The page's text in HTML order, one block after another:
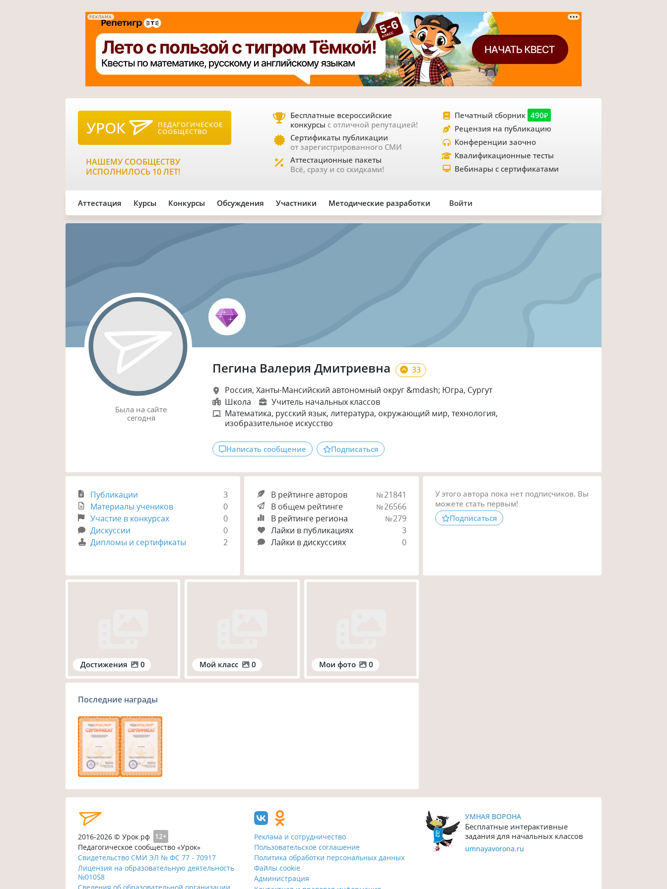
РЕКЛАМА
УРОК ПЕДАГОГИЧЕСКОЕ
СООБЩЕСТВО
НАШЕМУ СООБЩЕСТВУ
ИСПОЛНИЛОСЬ 10 ЛЕТ!
Бесплатные всероссийские
конкурсы с отличной репутацией!
Сертификаты публикации
от зарегистрированного СМИ
Аттестационные пакеты
Всё, сразу и со скидками!
Печатный сборник 490₽
Рецензия на публикацию
Конференции заочно
Квалификационные тесты
Вебинары с сертификатами
Аттестация Курсы Конкурсы Обсуждения Участники Методические разработки Войти
Была на сайте
сегодня
Пегина Валерия Дмитриевна
33
Россия, Ханты-Мансийский автономный округ &mdash; Югра, Сургут
Школа
Учитель начальных классов
Математика, русский язык, литература, окружающий мир, технология,
изобразительное искусство
Написать сообщение Подписаться
Публикации
3
Материалы учеников
0
Участие в конкурсах
0
Дискуссии
0
Дипломы и сертификаты
2
В рейтинге авторов №21841
В общем рейтинге
№26566
В рейтинге региона
№279
Лайки в публикациях
3
Лайки в дискуссиях
0
У этого автора пока нет подписчиков. Вы
можете стать первым!
Подписаться
Достижения 0 Мой класс 0 Мои фото 0
Последние награды
2016-2026 © Урок.рф 12+
Педагогическое сообщество «Урок»
Свидетельство СМИ ЭЛ № ФС 77 - 70917
Лицензия на образовательную деятельность
№01058
Реклама и сотрудничество
Пользовательское соглашение
Политика обработки персональных данных
Файлы cookie
Администрация
УМНАЯ ВОРОНА
Бесплатные интерактивные
задания для начальных классов
umnayavorona.ru